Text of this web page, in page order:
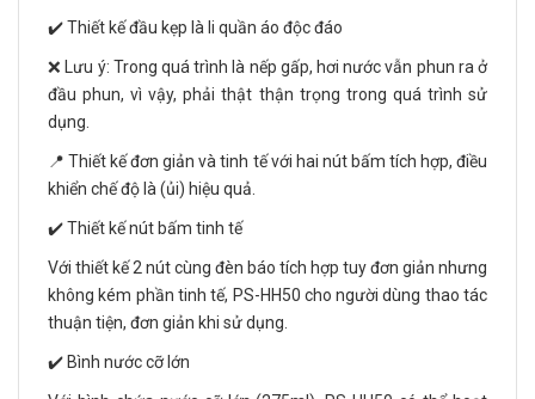
✔️ Thiết kế đầu kẹp là li quần áo độc đáo
❌ Lưu ý: Trong quá trình là nếp gấp, hơi nước vẫn phun ra ở
đầu phun, vì vậy, phải thật thận trọng trong quá trình sử
dụng.
📍 Thiết kế đơn giản và tinh tế với hai nút bấm tích hợp, điều
khiển chế độ là (ủi) hiệu quả.
✔️ Thiết kế nút bấm tinh tế
Với thiết kế 2 nút cùng đèn báo tích hợp tuy đơn giản nhưng
không kém phần tinh tế, PS-HH50 cho người dùng thao tác
thuận tiện, đơn giản khi sử dụng.
✔️ Bình nước cỡ lớn